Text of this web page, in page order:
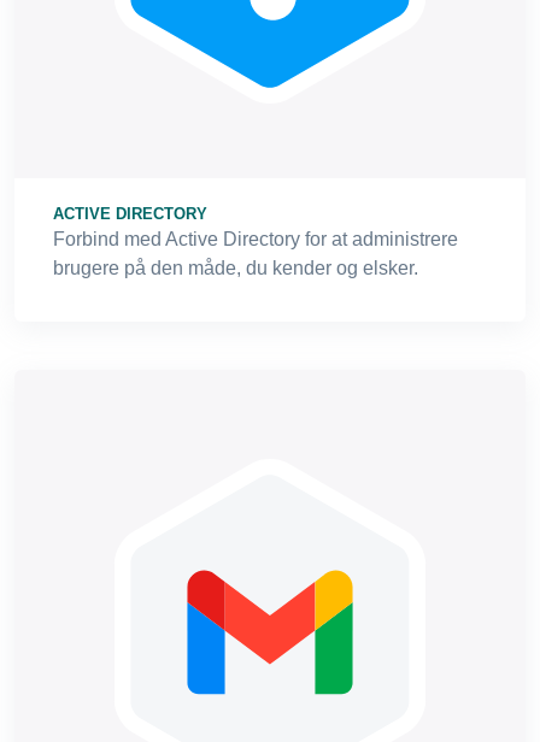
ACTIVE DIRECTORY
Forbind med Active Directory for at administrere
brugere på den måde, du kender og elsker.